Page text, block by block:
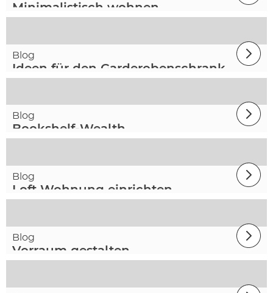
Minimalistisch wohnen
Blog
Ideen für den Garderobenschrank
Blog
Bookshelf-Wealth
Blog
Loft Wohnung einrichten
Blog
Vorraum gestalten